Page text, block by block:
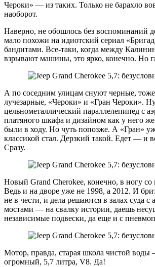
Чероки» — из таких. Только не барахло
наоборот.
Наверно, не обошлось без воспоминаний
мало похожи на идиотский сериал
бандитами. Все-таки, когда между
взрывают машины, это ярко, конечно. Но
А по соседним улицам снуют черные,
лучезарные, «Чероки» и «Гран Чероки».
цельнометаллический параллелепипед с
платяного шкафа и дизайном как у него
были в ходу. Но чуть попозже. А «Гран»
классикой стал. Дерзкий такой. Едет — и
Сразу.
Новый Grand Cherokee, конечно, в ногу со
Ведь и на дворе уже не 1998, а 2012. И
не в чести, и дела решаются в залах суда с
мостами — на свалку истории, даешь
независимые подвески, да еще и с
Мотор, правда, старая школа чистой
огромный, 5,7 литра, V8. Да!